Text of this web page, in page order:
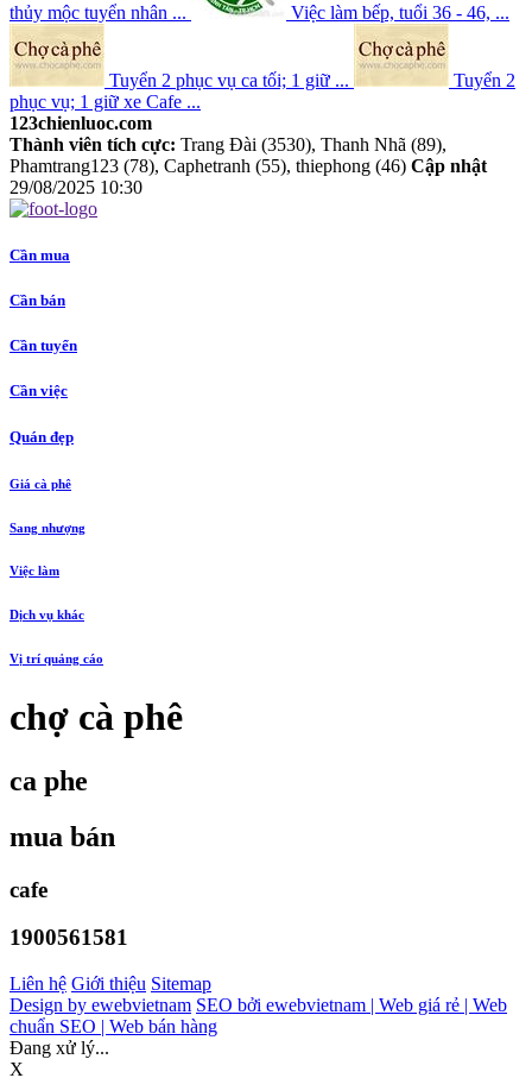
thủy mộc tuyển nhân ... Việc làm bếp, tuổi 36 - 46, ...
Tuyển 2 phục vụ ca tối; 1 giữ ...
Tuyển 2
phục vụ; 1 giữ xe Cafe ...
123chienluoc.com
Thành viên tích cực: Trang Đài (3530), Thanh Nhã (89),
Phamtrang123 (78), Caphetranh (55), thiephong (46) Cập nhật
29/08/2025 10:30
Cần mua
Cần bán
Cần tuyển
Cần việc
Quán đẹp
Giá cà phê
Sang nhượng
Việc làm
Dịch vụ khác
Vị trí quảng cáo
chợ cà phê
ca phe
mua bán
cafe
1900561581
Liên hệ Giới thiệu Sitemap
Design by ewebvietnam SEO bởi ewebvietnam | Web giá rẻ | Web
chuẩn SEO | Web bán hàng
Đang xử lý...
X